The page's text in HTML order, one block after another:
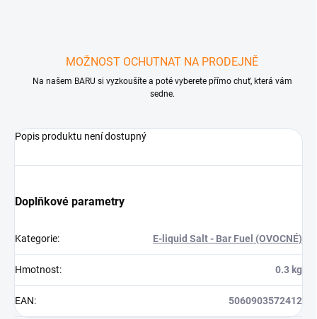
MOŽNOST OCHUTNAT NA PRODEJNĚ
Na našem BARU si vyzkoušíte a poté vyberete přímo chuť, která vám
sedne.
Popis produktu není dostupný
Doplňkové parametry
Kategorie: E-liquid Salt - Bar Fuel (OVOCNÉ)
Hmotnost: 0.3 kg
EAN: 5060903572412